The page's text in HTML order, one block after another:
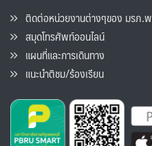
ติดต่อหน่วยงานต่างๆของ มรภ.
สมุดโทรศัพท์ออนไลน์
แผนที่และการเดินทาง
แนะนำติชม/ร้องเรียน